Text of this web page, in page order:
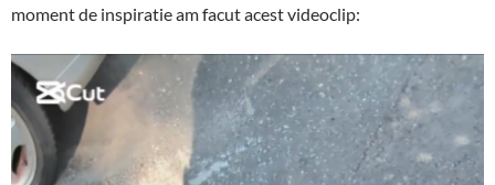
moment de inspiratie am facut acest videoclip: